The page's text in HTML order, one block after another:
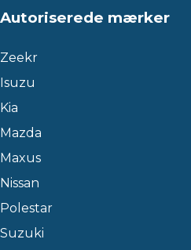
Autoriserede mærker
Zeekr
Isuzu
Kia
Mazda
Maxus
Nissan
Polestar
Suzuki